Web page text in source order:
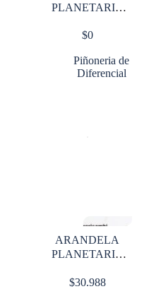
PLANETARIO
$0
Piñoneria de
Diferencial
ARANDELA
PLANETARIO
$30.988